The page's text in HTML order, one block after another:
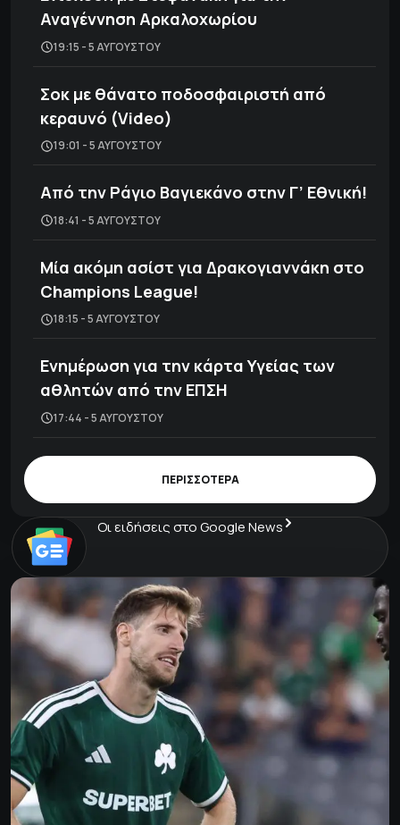
Αναγέννηση Αρκαλοχωρίου
19:15 - 5 ΑΥΓΟΎΣΤΟΥ
Σοκ με θάνατο ποδοσφαιριστή από
κεραυνό (Video)
19:01 - 5 ΑΥΓΟΎΣΤΟΥ
Από την Ράγιο Βαγιεκάνο στην Γ’ Εθνική!
18:41 - 5 ΑΥΓΟΎΣΤΟΥ
Μία ακόμη ασίστ για Δρακογιαννάκη στο
Champions League!
18:15 - 5 ΑΥΓΟΎΣΤΟΥ
Ενημέρωση για την κάρτα Υγείας των
αθλητών από την ΕΠΣΗ
17:44 - 5 ΑΥΓΟΎΣΤΟΥ
ΠΕΡΙΣΣΟΤΕΡΑ
Οι ειδήσεις στο Google News